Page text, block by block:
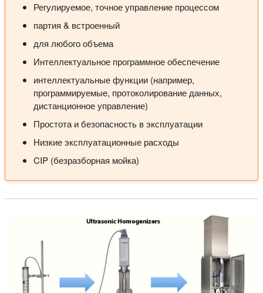
Регулируемое, точное управление процессом
партия & встроенный
для любого объема
Интеллектуальное программное обеспечение
интеллектуальные функции (например,
программируемые, протоколирование данных,
дистанционное управление)
Простота и безопасность в эксплуатации
Низкие эксплуатационные расходы
CIP (безразборная мойка)